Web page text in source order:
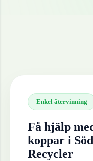
Enkel återvinning
Få hjälp
koppar i
Recycler